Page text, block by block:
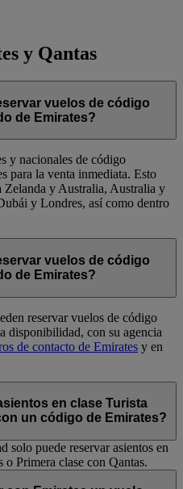
y Qantas
vuelos de código
de Emirates?
y nacionales de código
para la venta inmediata. Esto
Zelanda y Australia, Australia y
y Londres, así como dentro
vuelos de código
de Emirates?
reservar vuelos de código
disponibilidad, con su agencia
de contacto de Emirates y en
en clase Turista
un código de Emirates?
solo puede reservar asientos en
o Primera clase con Qantas.